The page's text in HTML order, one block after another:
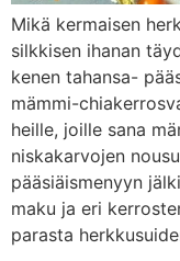
Mikä kermaisen
silkkisen ihanan
kenen tahansa-
mämmi-
heille, joille sana
niskakarvojen
pääsiäismenyyn
maku ja eri
parasta